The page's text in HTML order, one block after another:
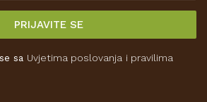
PRIJAVITE SE
sa Uvjetima poslovanja i pravilima